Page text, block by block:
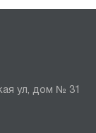
ул, дом № 31